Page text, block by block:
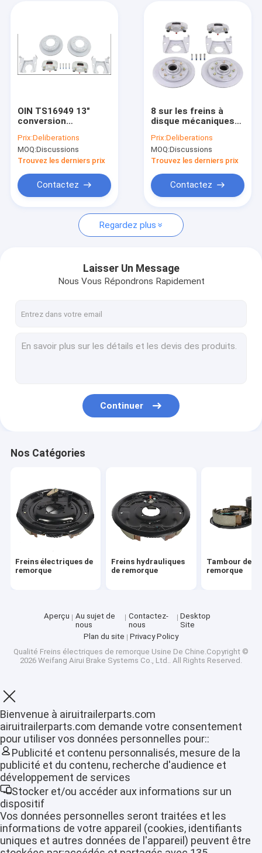
VR Show
A propos de nous
Contact
nouvelles
Freins hydrauliques de remorque
Tambour de frein de remorque
Freins mécaniques de remorque
Des hub plus oisifs de remorque
Remorque Jack Stands
Suspension de ressort de remorque
Sabots de frein de remorque
OIN TS16949 13"
conversion
Trailer de frein à
disque
Prix:Deliberations
MOQ:Discussions
Trouvez les derniers prix
Contactez
8 sur les freins à
disque mécaniques
goujon de 6,5" de
1/2 » pour la
remorque de bateau
Prix:Deliberations
MOQ:Discussions
Trouvez les derniers prix
Contactez
Regardez plus
Laisser Un Message
Nous Vous Répondrons Rapidement
Continuer
Nos Catégories
Freins électriques de
remorque
Freins hydrauliques
de remorque
Tambour de
remorque
Aperçu
Au sujet de
nous
Contactez-
nous
Desktop
Site
Plan du site
Privacy Policy
Qualité Freins électriques de remorque Usine De Chine.Copyright ©
2026 Weifang Airui Brake Systems Co., Ltd.. All Rights Reserved.
Bienvenue à airuitrailerparts.com
airuitrailerparts.com demande votre consentement
pour utiliser vos données personnelles pour::
Publicité et contenu personnalisés, mesure de la
publicité et du contenu, recherche d'audience et
développement de services
Stocker et/ou accéder aux informations sur un
dispositif
Vos données personnelles seront traitées et les
informations de votre appareil (cookies, identifiants
uniques et autres données de l'appareil) peuvent être